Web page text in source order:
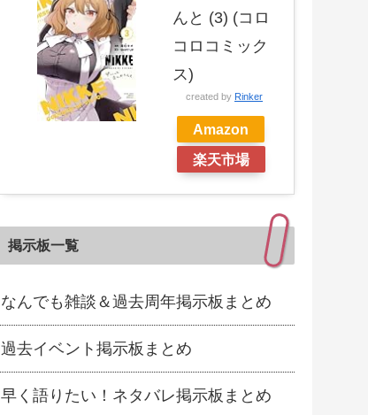
んと (3) (コロ
コロコミック
ス)
created by Rinker
Amazon
楽天市場
掲示板一覧
なんでも雑談＆過去周年掲示板まとめ
過去イベント掲示板まとめ
早く語りたい！ネタバレ掲示板まとめ